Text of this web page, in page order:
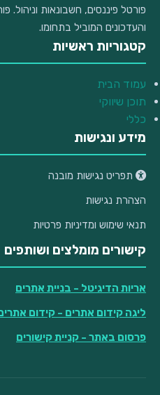
פורטל פיננסים, חשבונאות
והעדכונים המוביל בתחומו.
קטגוריות ראשיות
עמוד הבית
תוכן שיווקי
כללי
מידע ונגישות
תפריט נגישות מובנה
הצהרת נגישות
תנאי שימוש ומדיניות פרטיות
קישורים מומלצים ושותפים
אריות הדיגיטל - בניית אתרים
ליגה קידום אתרים - קידום
פרסום באתר - קניית קישורים